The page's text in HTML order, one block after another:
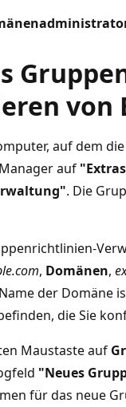
von
auf dem
auf "Extras
. Die
, Domänen,
der Domäne
die Sie
Maustaste auf
"Neues
für das neue